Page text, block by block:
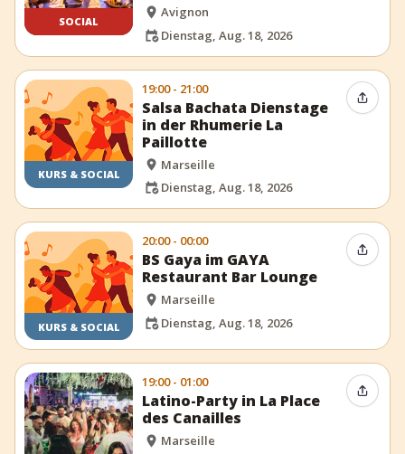
SOCIAL
Avignon
Dienstag, Aug. 18, 2026
KURS & SOCIAL
19:00 - 21:00
Salsa Bachata Dienstage
in der Rhumerie La
Paillotte
Marseille
Dienstag, Aug. 18, 2026
Event
KURS & SOCIAL
20:00 - 00:00
BS Gaya im GAYA
Restaurant Bar Lounge
Marseille
Dienstag, Aug. 18, 2026
Event
19:00 - 01:00
Latino-Party in La Place
des Canailles
Marseille
Event